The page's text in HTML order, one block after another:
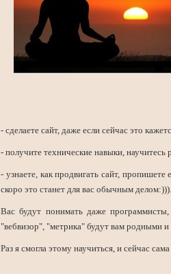
- сделаете сайт, даже если сейчас это
- получите технические навыки,
- узнаете, как продвигать сайт,
скоро это станет для вас обычным
Вас будут понимать даже
"вебвизор", "метрика" будут вам родными
Раз я смогла этому научиться, и сейчас